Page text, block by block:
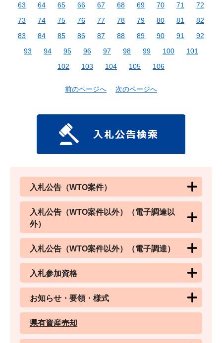
63
64 65 66 67 68 69 70 71
72
73
74 75 76 77 78 79 80 81
82
83
84 85 86 87 88 89 90 91
92
93
94 95 96 97 98 99 100
101
102
103 104 105 106
前のページへ 次のページへ
入札公告（WTO案件）
入札公告（WTO案件以外）（電子調達以
外）
入札公告（WTO案件以外）（電子調達）
入札参加資格
お知らせ・要領・様式
県有資産売却